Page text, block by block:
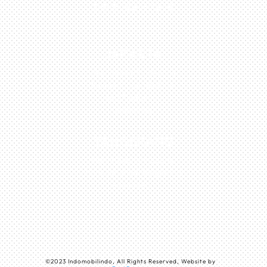
0813-1054-7548
JAKARTA
Perumahan Boulevard
Taman Surya 3 Blok h2,
No.27, Jakarta –
Indonesia
TANGERANG
Husein Sastra Negara,
No.8 Jurumudi Tangerang
– Indonesia
©2023Indomobilindo, All Rights Reserved, Website by